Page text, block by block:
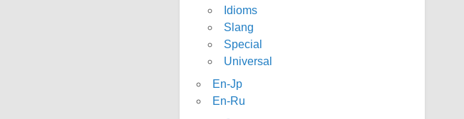
Idioms
Slang
Special
Universal
En-Jp
En-Ru